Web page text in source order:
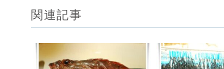
関連記事